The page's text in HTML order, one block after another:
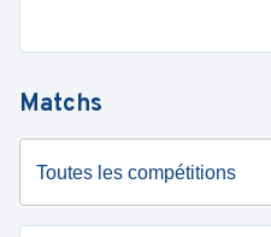
Matchs
Toutes les compétitions